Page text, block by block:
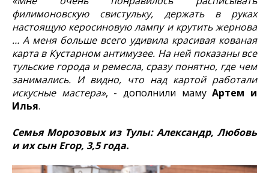
филимоновскую свистульку, держать в руках
настоящую керосиновую лампу и крутить жернова
… А меня больше всего удивила красивая кованая
карта в Кустарном антимузее. На ней показаны все
тульские города и ремесла, сразу понятно, где чем
занимались. И видно, что над картой работали
искусные мастера», - дополнили мамуАртем и
Илья.
Семья Морозовых из Тулы: Александр, Любовь
и их сын Егор, 3,5 года.